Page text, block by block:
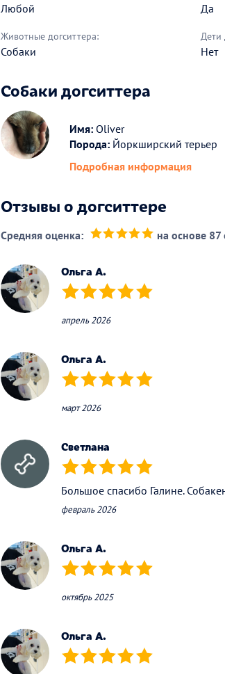
Любой Да
Животные догситтера:
Собаки
Дети
Нет
Собаки догситтера
Имя: Oliver
Порода: Йоркширский терьер
Подробная информация
Отзывы о догситтере
Средняя оценка: на основе 87
Ольга А.
(*) (*) (*) (*) (*)
апрель 2026
Ольга А.
(*) (*) (*) (*) (*)
март 2026
Светлана
(*) (*) (*) (*) (*)
Большое спасибо Галине.
февраль 2026
Ольга А.
(*) (*) (*) (*) (*)
октябрь 2025
Ольга А.
(*) (*) (*) (*) (*)